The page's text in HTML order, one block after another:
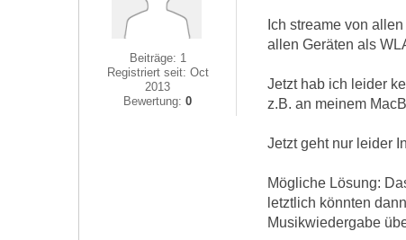
Beiträge: 1
Registriert seit: Oct
2013
Bewertung:0
Ich streame von
allen Geräten als
Jetzt hab ich leider
z.B. an meinem
Jetzt geht nur leider
Mögliche Lösung:
letztlich könnten
Musikwiedergabe